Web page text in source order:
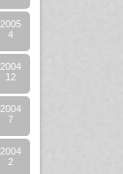
2005
4
2004
12
2004
7
2004
2